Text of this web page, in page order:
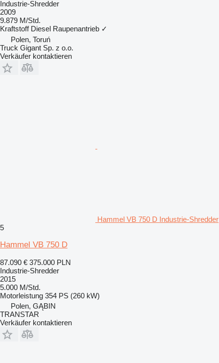
Industrie-Shredder
2009
9.879 M/Std.
Kraftstoff Diesel Raupenantrieb ✓
Polen, Toruń
Truck Gigant Sp. z o.o.
Verkäufer kontaktieren
Hammel VB 750 D Industrie-Shredder
5
Hammel VB 750 D
87.090 € 375.000 PLN
Industrie-Shredder
2015
5.000 M/Std.
Motorleistung 354 PS (260 kW)
Polen, GĄBIN
TRANSTAR
Verkäufer kontaktieren